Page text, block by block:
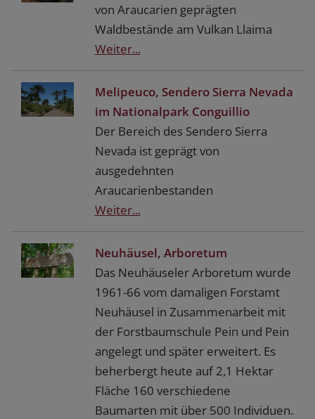
von Araucarien geprägten
Waldbestände am Vulkan Llaima
Weiter...
Melipeuco, Sendero Sierra Nevada
im Nationalpark Conguillio
Der Bereich des Sendero Sierra
Nevada ist geprägt von
ausgedehnten
Araucarienbestanden
Weiter...
Neuhäusel, Arboretum
Das Neuhäuseler Arboretum wurde
1961-66 vom damaligen Forstamt
Neuhäusel in Zusammenarbeit mit
der Forstbaumschule Pein und Pein
angelegt und später erweitert. Es
beherbergt heute auf 2,1 Hektar
Fläche 160 verschiedene
Baumarten mit über 500 Individuen.